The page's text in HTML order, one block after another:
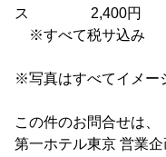
ス 2,400円
※すべて税サ込み
※写真はすべてイメー
この件のお問合せは、
第一ホテル東京 営業